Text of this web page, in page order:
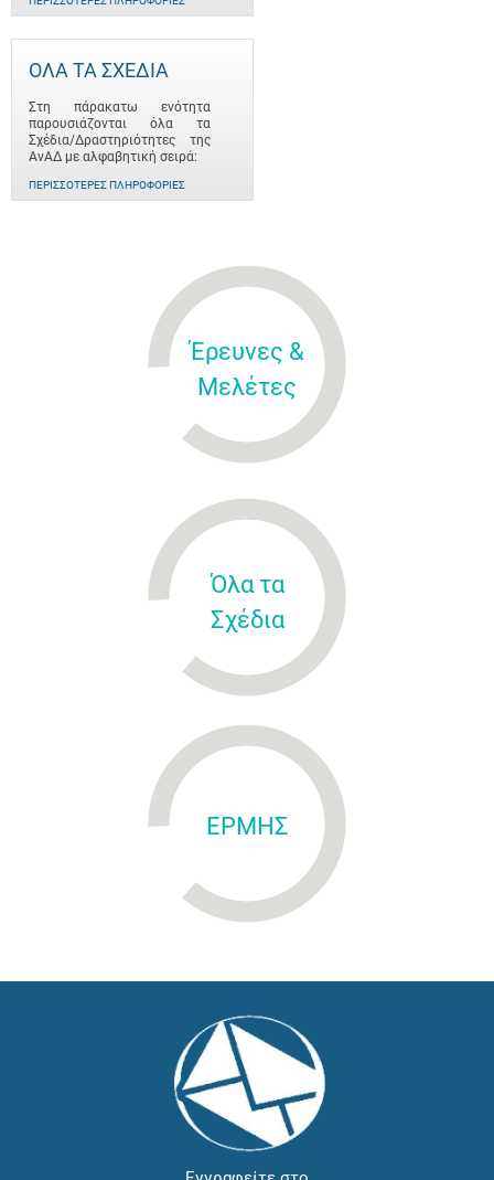
ΟΛΑ ΤΑ ΣΧΕΔΙΑ
Στη πάρακατω ενότητα
παρουσιάζονται όλα τα
Σχέδια/Δραστηριότητες της
ΑνΑΔ με αλφαβητική σειρά:
ΠΕΡΙΣΣΌΤΕΡΕΣ ΠΛΗΡΟΦΟΡΊΕΣ
Έρευνες &
Μελέτες
Όλα τα
Σχέδια
ΕΡΜΗΣ